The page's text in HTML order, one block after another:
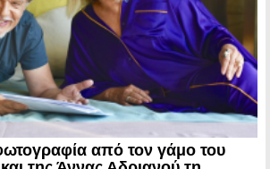
από τον γάμο του